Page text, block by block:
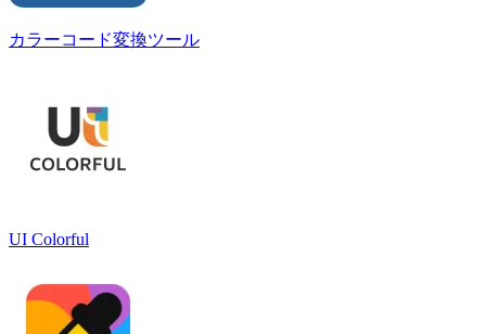
カラーコード変換ツール
UI Colorful